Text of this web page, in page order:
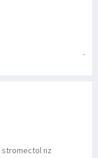
stromectol nz